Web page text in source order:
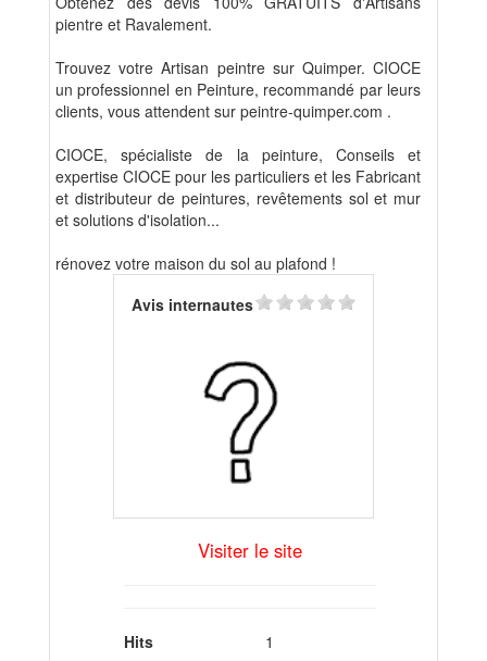
pientre et Ravalement.
Trouvez votre Artisan peintre sur Quimper. CIOCE
un professionnel en Peinture, recommandé par leurs
clients, vous attendent sur peintre-quimper.com .
CIOCE, spécialiste de la peinture, Conseils et
expertise CIOCE pour les particuliers et les Fabricant
et distributeur de peintures, revêtements sol et mur
et solutions d'isolation...
rénovez votre maison du sol au plafond !
Avis internautes
Visiter le site
Hits
1